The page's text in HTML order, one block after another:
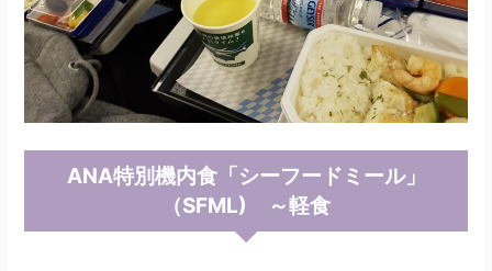
ANA特別機内食「シーフードミール」
（SFML) ～軽食